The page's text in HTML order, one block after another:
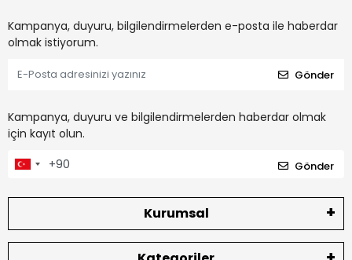
Kampanya, duyuru, bilgilendirmelerden e-posta ile haberdar
olmak istiyorum.
Gönder
Kampanya, duyuru ve bilgilendirmelerden haberdar olmak
için kayıt olun.
Gönder
Kurumsal